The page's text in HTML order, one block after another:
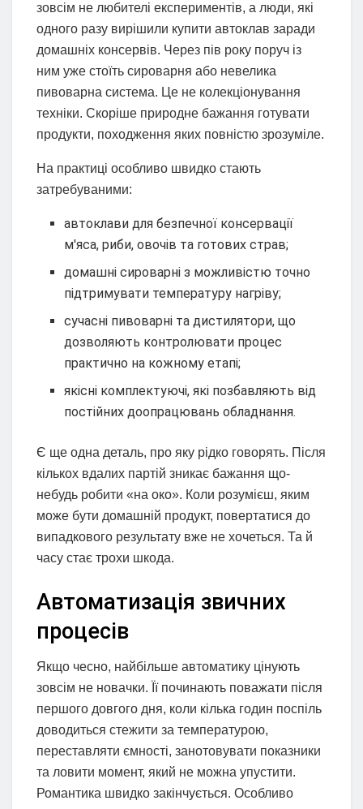
зовсім не любителі експериментів, а люди, які
одного разу вирішили купити автоклав заради
домашніх консервів. Через пів року поруч із
ним уже стоїть сироварня або невелика
пивоварна система. Це не колекціонування
техніки. Скоріше природне бажання готувати
продукти, походження яких повністю зрозуміле.
На практиці особливо швидко стають
затребуваними:
автоклави для безпечної консервації
м'яса, риби, овочів та готових страв;
домашні сироварні з можливістю точно
підтримувати температуру нагріву;
сучасні пивоварні та дистилятори, що
дозволяють контролювати процес
практично на кожному етапі;
якісні комплектуючі, які позбавляють від
постійних доопрацювань обладнання.
Є ще одна деталь, про яку рідко говорять. Після
кількох вдалих партій зникає бажання що-
небудь робити «на око». Коли розумієш, яким
може бути домашній продукт, повертатися до
випадкового результату вже не хочеться. Та й
часу стає трохи шкода.
Автоматизація звичних
процесів
Якщо чесно, найбільше автоматику цінують
зовсім не новачки. Її починають поважати після
першого довгого дня, коли кілька годин поспіль
доводиться стежити за температурою,
переставляти ємності, занотовувати показники
та ловити момент, який не можна упустити.
Романтика швидко закінчується. Особливо